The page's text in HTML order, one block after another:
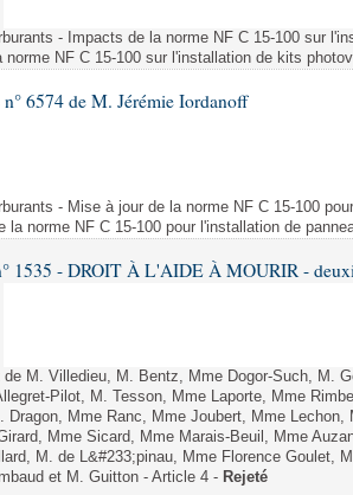
- Impacts de la norme NF C 15-100 sur
norme NF C 15-100 sur l'installation de kits
6574 de M. Jérémie Iordanoff
- Mise à jour de la norme NF C 15-100
la norme NF C 15-100 pour l'installation de
1535 - DROIT À L'AIDE À MOURIR -
de M. Villedieu, M. Bentz, Mme Dogor-Such, M.
Pilot, M. Tesson, Mme Laporte, Mme
Dragon, Mme Ranc, Mme Joubert, Mme
Mme Sicard, Mme Marais-Beuil, Mme
M. de L&#233;pinau, Mme Florence Goulet,
et M. Guitton - Article 4 - Rejeté